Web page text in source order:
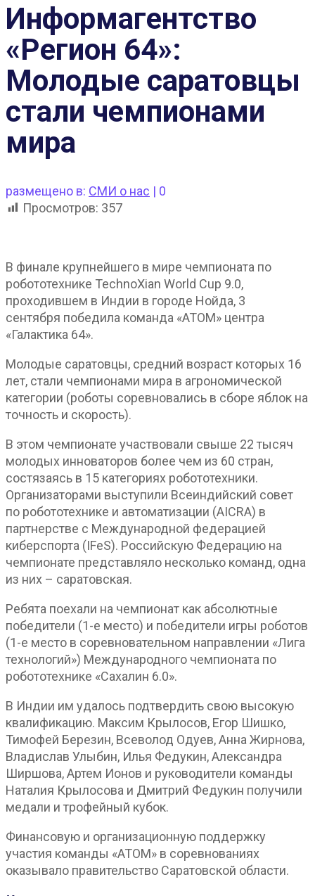
Информагентство
«Регион 64»:
Молодые саратовцы
стали чемпионами
мира
размещено в: СМИ о нас | 0
Просмотров: 357
В финале крупнейшего в мире чемпионата по
робототехнике TechnoXian World Cup 9.0,
проходившем в Индии в городе Нойда, 3
сентября победила команда «АТОМ» центра
«Галактика 64».
Молодые саратовцы, средний возраст которых 16
лет, стали чемпионами мира в агрономической
категории (роботы соревновались в сборе яблок на
точность и скорость).
В этом чемпионате участвовали свыше 22 тысяч
молодых инноваторов более чем из 60 стран,
состязаясь в 15 категориях робототехники.
Организаторами выступили Всеиндийский совет
по робототехнике и автоматизации (AICRA) в
партнерстве с Международной федерацией
киберспорта (IFeS). Российскую Федерацию на
чемпионате представляло несколько команд, одна
из них – саратовская.
Ребята поехали на чемпионат как абсолютные
победители (1-е место) и победители игры роботов
(1-е место в соревновательном направлении «Лига
технологий») Международного чемпионата по
робототехнике «Сахалин 6.0».
В Индии им удалось подтвердить свою высокую
квалификацию. Максим Крылосов, Егор Шишко,
Тимофей Березин, Всеволод Одуев, Анна Жирнова,
Владислав Улыбин, Илья Федукин, Александра
Ширшова, Артем Ионов и руководители команды
Наталия Крылосова и Дмитрий Федукин получили
медали и трофейный кубок.
Финансовую и организационную поддержку
участия команды «АТОМ» в соревнованиях
оказывало правительство Саратовской области.